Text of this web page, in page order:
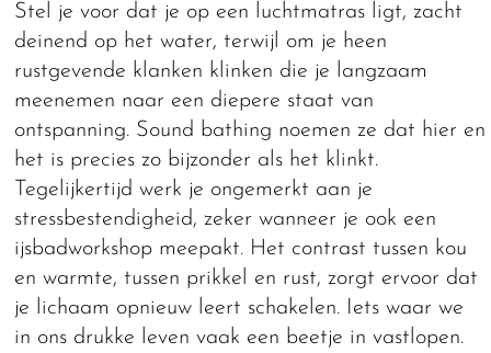
Stel je voor dat je op een luchtmatras ligt, zacht
deinend op het water, terwijl om je heen
rustgevende klanken klinken die je langzaam
meenemen naar een diepere staat van
ontspanning. Sound bathing noemen ze dat hier en
het is precies zo bijzonder als het klinkt.
Tegelijkertijd werk je ongemerkt aan je
stressbestendigheid, zeker wanneer je ook een
ijsbadworkshop meepakt. Het contrast tussen kou
en warmte, tussen prikkel en rust, zorgt ervoor dat
je lichaam opnieuw leert schakelen. Iets waar we
in ons drukke leven vaak een beetje in vastlopen.